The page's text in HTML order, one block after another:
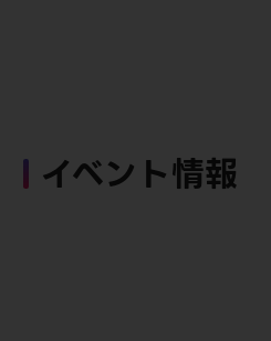
イベント情報